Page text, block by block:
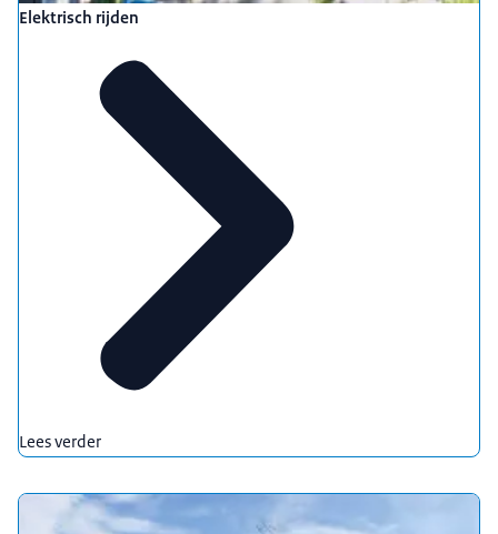
Elektrisch rijden
Lees verder